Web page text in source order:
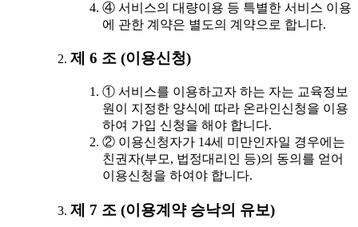
④ 서비스의 대량이용 등 특별한 서비스 이용
에 관한 계약은 별도의 계약으로 합니다.
제 6 조 (이용신청)
① 서비스를 이용하고자 하는 자는 교육정보
원이 지정한 양식에 따라 온라인신청을 이용
하여 가입 신청을 해야 합니다.
② 이용신청자가 14세 미만인자일 경우에는
친권자(부모, 법정대리인 등)의 동의를 얻어
이용신청을 하여야 합니다.
제 7 조 (이용계약 승낙의 유보)